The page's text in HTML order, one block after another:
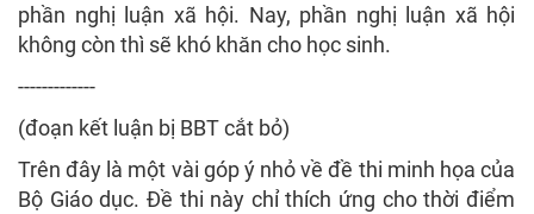
phần nghị luận xã hội. Nay, phần nghị luận xã hội
không còn thì sẽ khó khăn cho học sinh.
-------------
(đoạn kết luận bị BBT cắt bỏ)
Trên đây là một vài góp ý nhỏ về đề thi minh họa của
Bộ Giáo dục. Đề thi này chỉ thích ứng cho thời điểm